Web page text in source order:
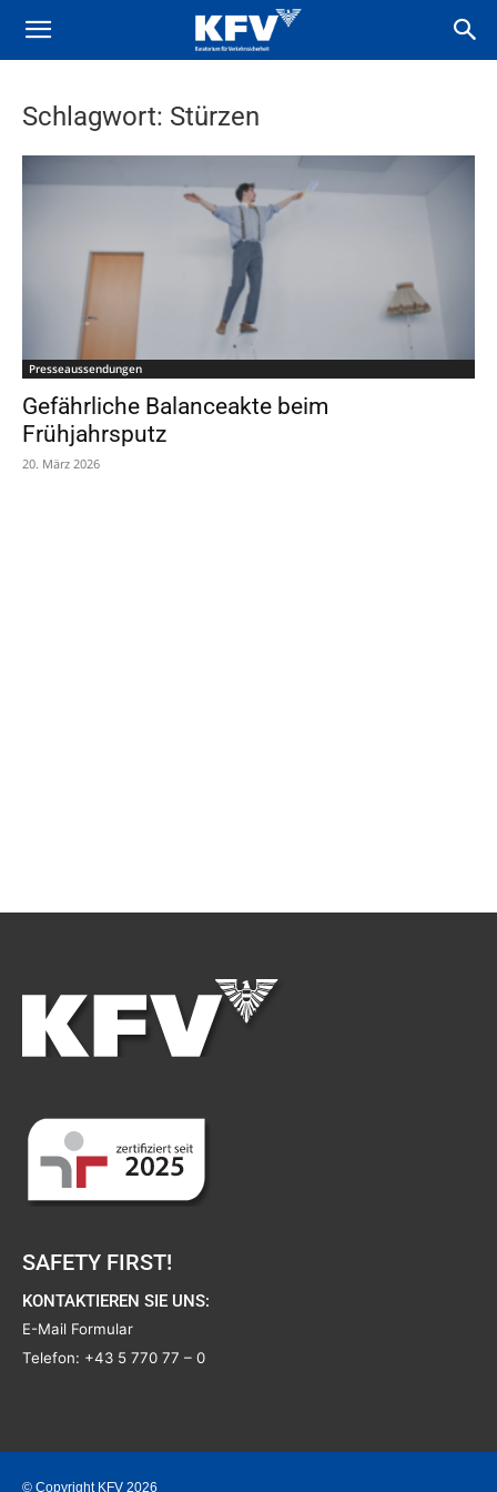
Schlagwort: Stürzen
Presseaussendungen
Gefährliche Balanceakte beim
Frühjahrsputz
20. März 2026
SAFETY FIRST!
KONTAKTIEREN SIE UNS:
E-Mail Formular
Telefon: +43 5 770 77 – 0
© Copyright KFV 2026